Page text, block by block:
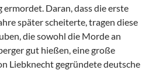
Daran, dass die erste
später scheiterte, tragen diese
die sowohl die Morde an
gut hießen, eine große
Liebknecht gegründete deutsche